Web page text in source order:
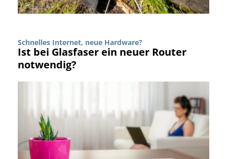
Schnelles Internet, neue Hardware?
Ist bei Glasfaser ein neuer Router
notwendig?